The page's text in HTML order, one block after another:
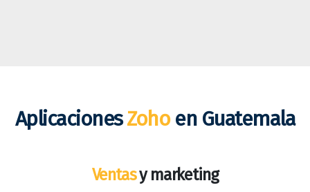
AplicacionesZohoen Guatemala
Ventasy marketing